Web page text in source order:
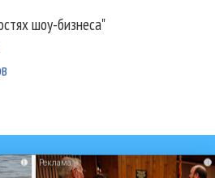
шоу-бизнеса"
i i